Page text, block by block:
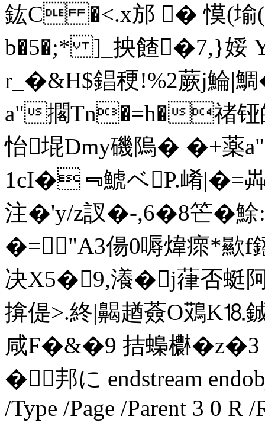
鈜C �<.x邡 � 慔(堬
b�5�;* ]_抰餷�7,}娞
r_�&H$錩稉!%2蕨 j鯩|鯛
a"擱Tn�=h�禇铔
怡堒Dmy磯隖� � +
1cI�﹃鯱ベΡ.崤|�=
注�'y/z訍� -,6�8笀�鮽
�="A3偒0嗕煒瘝*歞f
决X5�9,瀁�j葎否蜓
揜偍>.終|齃趥薟O鴱K⒙
咸F�&�9 拮蟂欁�z�3
�邦に endstream
/Type /Page /Parent 3 0 R